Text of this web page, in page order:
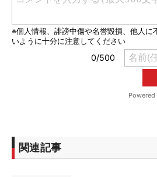
関連記事